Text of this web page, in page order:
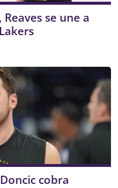
se une a
cobra